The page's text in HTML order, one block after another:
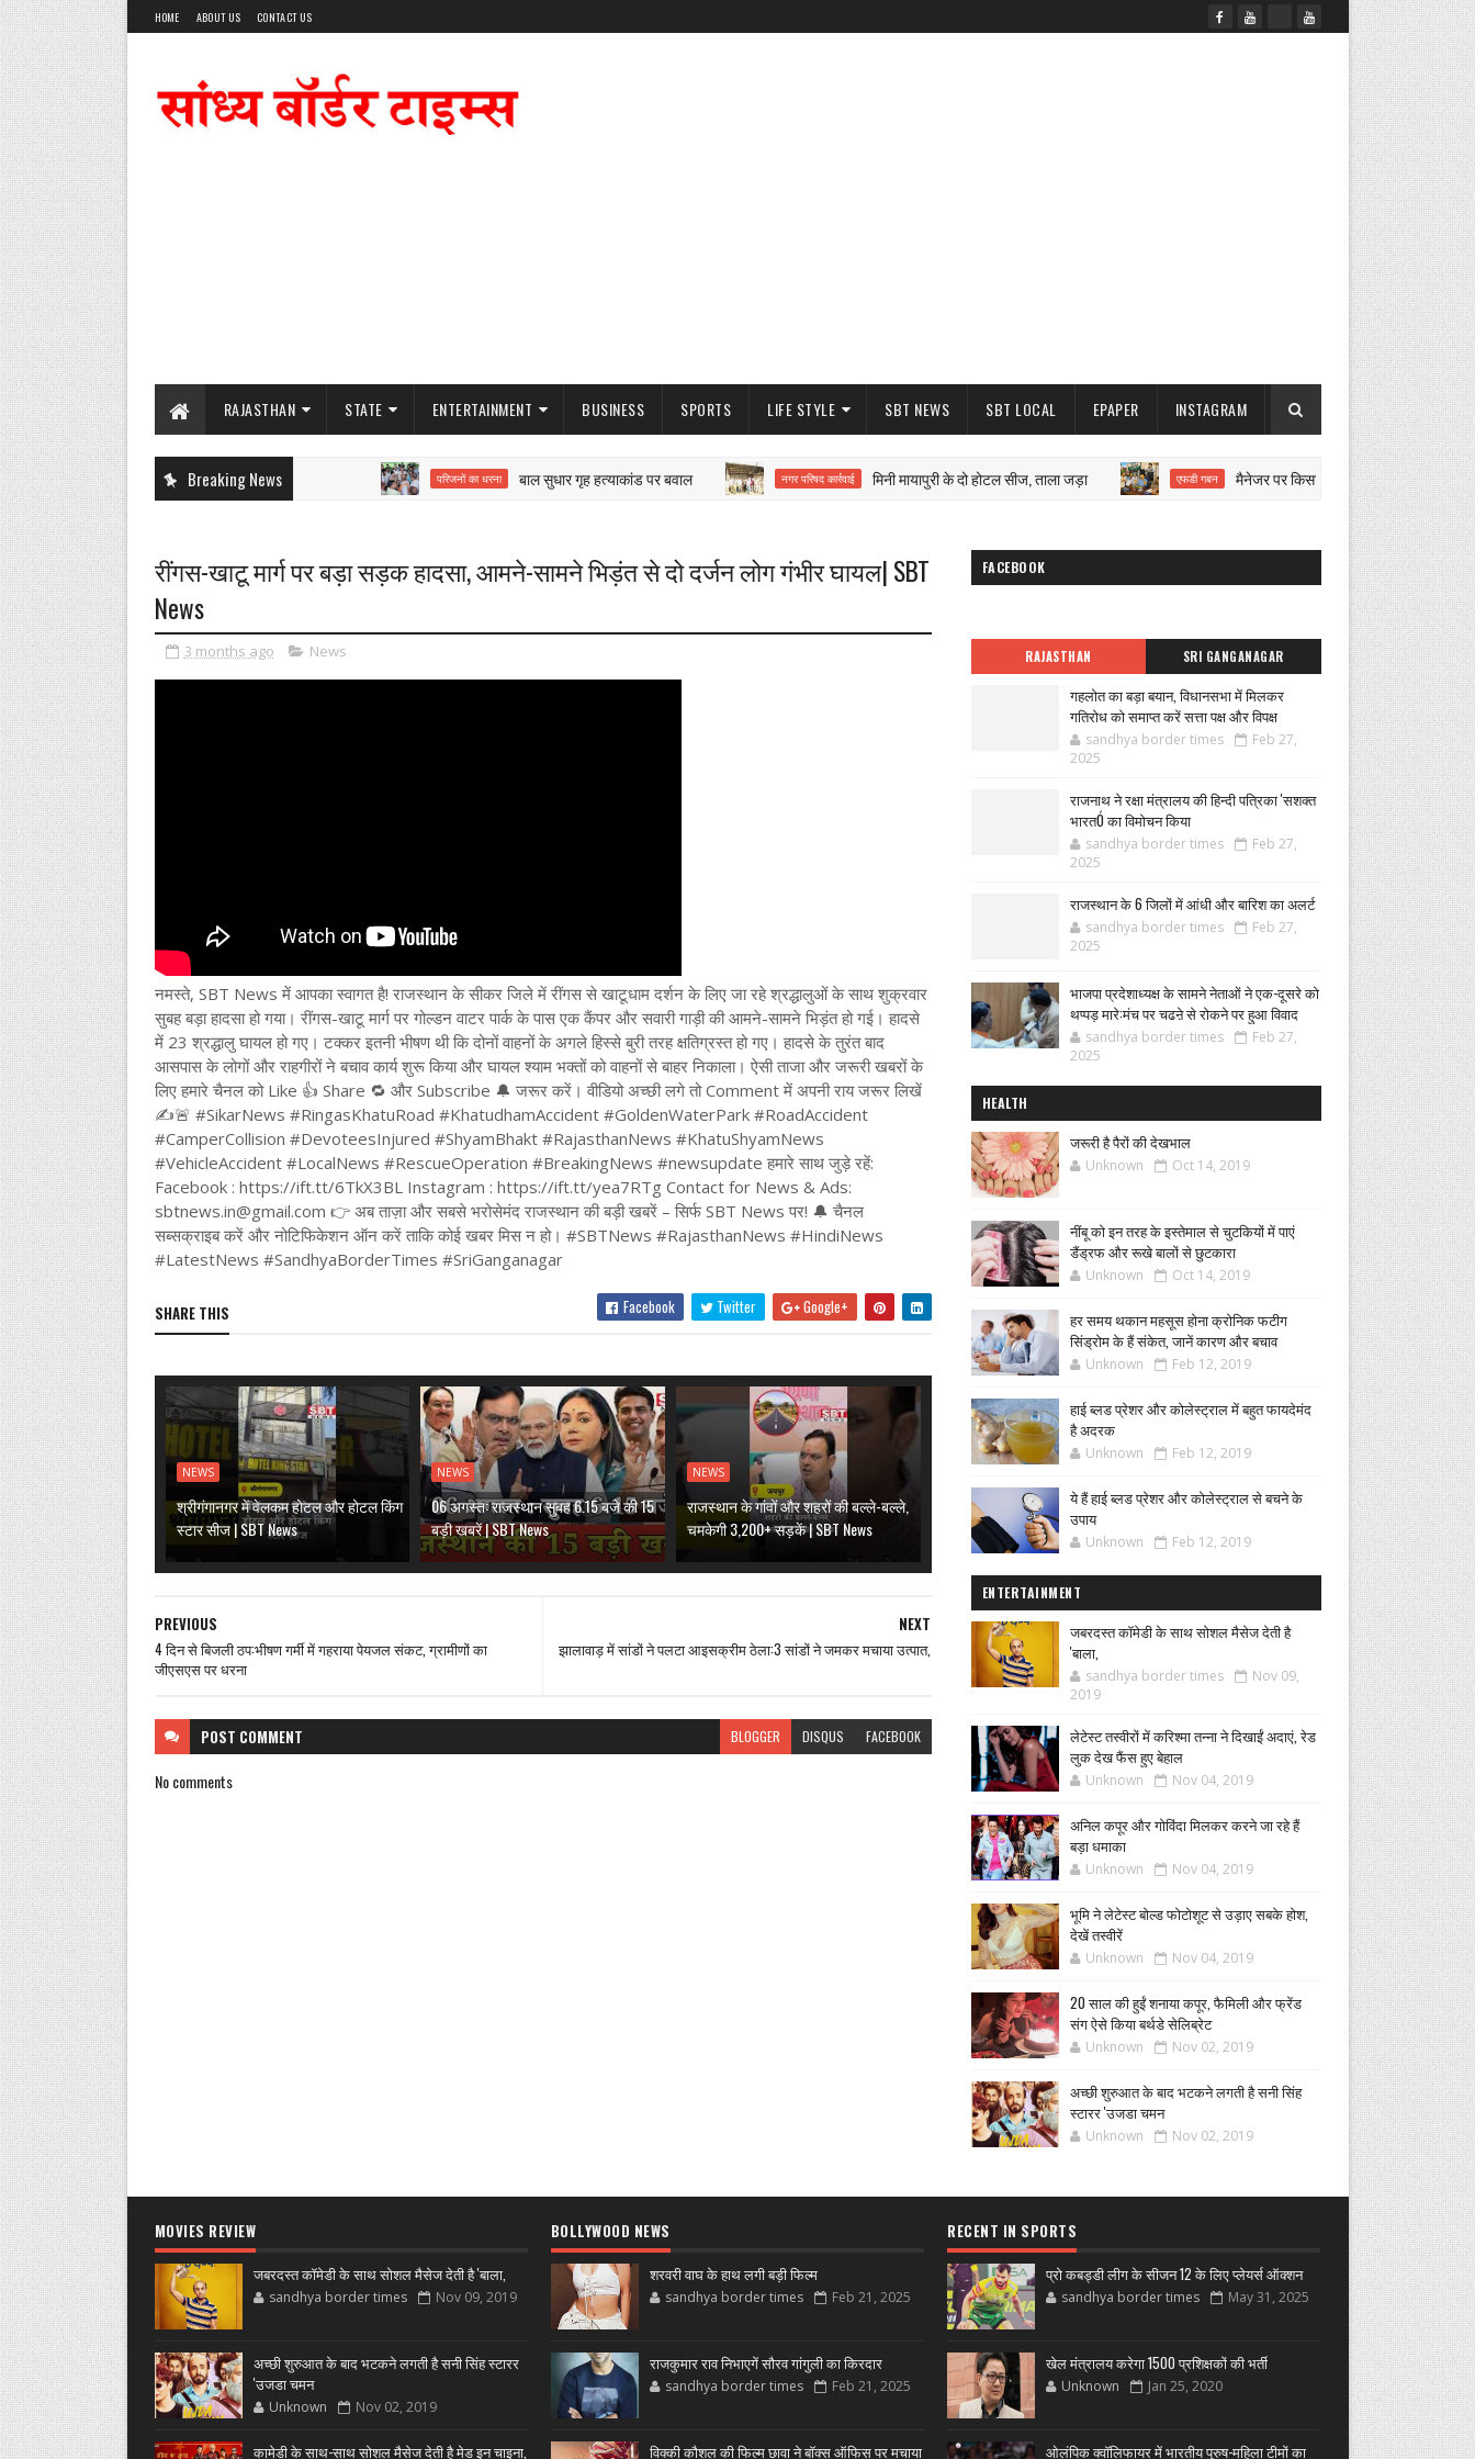
HOME ABOUT US CONTACT US
RAJASTHAN STATE ENTERTAINMENT BUSINESS SPORTS LIFE STYLE SBT NEWS SBT LOCAL EPAPER INSTAGRAM
Breaking News परिजनों का धरना बाल सुधार गृह हत्याकांड पर बवाल नगर परिषद कार्रवाई मिनी मायापुरी के दो होटल सीज, ताला जड़ा एफडी गबन मैनेजर पर किसानों के लाखों रुपये हड़पने का मुकदमा
रींगस-खाटू मार्ग पर बड़ा सड़क हादसा, आमने-सामने भिड़ंत से दो दर्जन लोग गंभीर घायल| SBT
News
3 months ago News
नमस्ते, SBT News में आपका स्वागत है! राजस्थान के सीकर जिले में रींगस से खाटूधाम दर्शन के लिए जा रहे श्रद्धालुओं के साथ शुक्रवार
सुबह बड़ा हादसा हो गया। रींगस-खाटू मार्ग पर गोल्डन वाटर पार्क के पास एक कैंपर और सवारी गाड़ी की आमने-सामने भिड़ंत हो गई। हादसे
में 23 श्रद्धालु घायल हो गए। टक्कर इतनी भीषण थी कि दोनों वाहनों के अगले हिस्से बुरी तरह क्षतिग्रस्त हो गए। हादसे के तुरंत बाद
आसपास के लोगों और राहगीरों ने बचाव कार्य शुरू किया और घायल श्याम भक्तों को वाहनों से बाहर निकाला। ऐसी ताजा और जरूरी खबरों के
लिए हमारे चैनल को Like 👍 Share 🔁 और Subscribe 🔔 जरूर करें। वीडियो अच्छी लगे तो Comment में अपनी राय जरूर लिखें
✍️🚨 #SikarNews #RingasKhatuRoad #KhatudhamAccident #GoldenWaterPark #RoadAccident
#CamperCollision #DevoteesInjured #ShyamBhakt #RajasthanNews #KhatuShyamNews
#VehicleAccident #LocalNews #RescueOperation #BreakingNews #newsupdate हमारे साथ जुड़े रहें:
Facebook : https://ift.tt/6TkX3BL Instagram : https://ift.tt/yea7RTg Contact for News & Ads:
sbtnews.in@gmail.com 👉 अब ताज़ा और सबसे भरोसेमंद राजस्थान की बड़ी खबरें – सिर्फ SBT News पर! 🔔 चैनल
सब्सक्राइब करें और नोटिफिकेशन ऑन करें ताकि कोई खबर मिस न हो। #SBTNews #RajasthanNews #HindiNews
#LatestNews #SandhyaBorderTimes #SriGanganagar
SHARE THIS Facebook Twitter Google+
NEWS
श्रीगंगानगर में वेलकम होटल और होटल किंग
स्टार सीज | SBT News
NEWS
06 अगस्त: राजस्थान सुबह 6.15 बजे की 15
बड़ी खबरें | SBT News
NEWS
राजस्थान के गांवों और शहरों की बल्ले-बल्ले,
चमकेगी 3,200+ सड़कें | SBT News
NEXT
झालावाड़ में सांडों ने पलटा आइसक्रीम ठेला:3 सांडों ने जमकर मचाया उत्पात,
PREVIOUS
4 दिन से बिजली ठप:भीषण गर्मी में गहराया पेयजल संकट, ग्रामीणों का
जीएसएस पर धरना
POST COMMENT BLOGGER DISQUS FACEBOOK
No comments
FACEBOOK
RAJASTHAN SRI GANGANAGAR
गहलोत का बड़ा बयान, विधानसभा में मिलकर
गतिरोध को समाप्त करें सत्ता पक्ष और विपक्ष
sandhya border times
Feb 27,
2025
राजनाथ ने रक्षा मंत्रालय की हिन्दी पत्रिका 'सशक्त
भारतÓ का विमोचन किया
sandhya border times
Feb 27,
2025
राजस्थान के 6 जिलों में आंधी और बारिश का अलर्ट
sandhya border times
Feb 27,
2025
भाजपा प्रदेशाध्यक्ष के सामने नेताओं ने एक-दूसरे को
थप्पड़ मारे:मंच पर चढऩे से रोकने पर हुआ विवाद
sandhya border times
Feb 27,
2025
HEALTH
जरूरी है पैरों की देखभाल
Unknown Oct 14, 2019
नींबू को इन तरह के इस्तेमाल से चुटकियों में पाएं
डैंड्रफ और रूखे बालों से छुटकारा
Unknown Oct 14, 2019
हर समय थकान महसूस होना क्रोनिक फटीग
सिंड्रोम के हैं संकेत, जानें कारण और बचाव
Unknown Feb 12, 2019
हाई ब्लड प्रेशर और कोलेस्ट्राल में बहुत फायदेमंद
है अदरक
Unknown Feb 12, 2019
ये हैं हाई ब्लड प्रेशर और कोलेस्ट्राल से बचने के
उपाय
Unknown Feb 12, 2019
ENTERTAINMENT
जबरदस्त कॉमेडी के साथ सोशल मैसेज देती है
'बाला,
sandhya border times
Nov 09,
2019
लेटेस्ट तस्वीरों में करिश्मा तन्ना ने दिखाईं अदाएं, रेड
लुक देख फैंस हुए बेहाल
Unknown Nov 04, 2019
अनिल कपूर और गोविंदा मिलकर करने जा रहे हैं
बड़ा धमाका
Unknown Nov 04, 2019
भूमि ने लेटेस्ट बोल्ड फोटोशूट से उड़ाए सबके होश,
देखें तस्वीरें
Unknown Nov 04, 2019
20 साल की हुईं शनाया कपूर, फैमिली और फ्रेंड
संग ऐसे किया बर्थडे सेलिब्रेट
Unknown Nov 02, 2019
अच्छी शुरुआत के बाद भटकने लगती है सनी सिंह
स्टारर 'उजडा चमन
Unknown Nov 02, 2019
MOVIES REVIEW
जबरदस्त कॉमेडी के साथ सोशल मैसेज देती है 'बाला,
sandhya border times Nov 09, 2019
अच्छी शुरुआत के बाद भटकने लगती है सनी सिंह स्टारर
'उजडा चमन
Unknown Nov 02, 2019
कामेडी के साथ-साथ सोशल मैसेज देती है मेड इन चाइना,
BOLLYWOOD NEWS
शरवरी वाघ के हाथ लगी बड़ी फिल्म
sandhya border times Feb 21, 2025
राजकुमार राव निभाएगें सौरव गांगुली का किरदार
sandhya border times Feb 21, 2025
विक्की कौशल की फिल्म छावा ने बॉक्स ऑफिस पर मचाया
RECENT IN SPORTS
प्रो कबड्डी लीग के सीजन 12 के लिए प्लेयर्स ऑक्शन
sandhya border times May 31, 2025
खेल मंत्रालय करेगा 1500 प्रशिक्षकों की भर्ती
Unknown Jan 25, 2020
ओलंपिक क्वॉलिफायर में भारतीय पुरुष-महिला टीमों का